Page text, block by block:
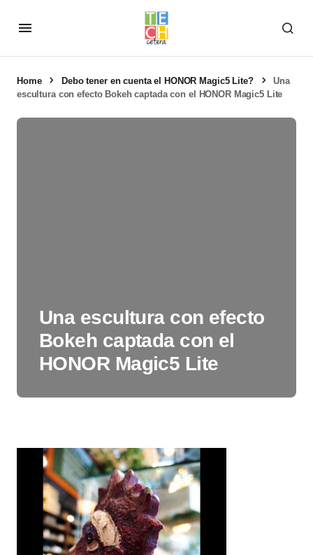
Home Debo tener en cuenta el HONOR Magic5 Lite?
Una
escultura con efecto Bokeh captada con el HONOR Magic5 Lite
Una escultura con efecto
Bokeh captada con el
HONOR Magic5 Lite